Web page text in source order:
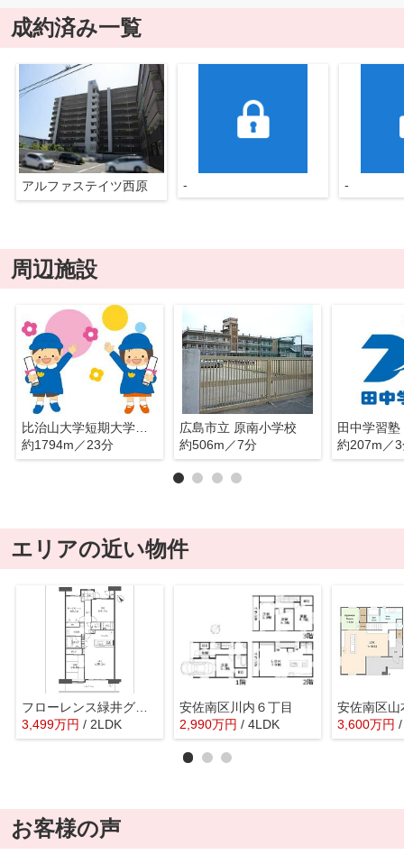
成約済み一覧
アルファステイツ西原 - -
周辺施設
比治山大学短期大学部 附属幼稚園
約1794m／23分
広島市立 原南小学校
約506m／7分
田中学習
約207m／
エリアの近い物件
フローレンス緑井グランドアーク弐番館
3,499万円 / 2LDK
安佐南区川内６丁目
2,990万円 / 4LDK 3,600万円
お客様の声